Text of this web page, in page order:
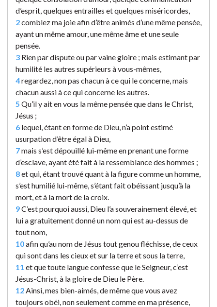
d’esprit, quelques entrailles et quelques miséricordes,
2comblez ma joie afin d’être animés d’une même pensée,
ayant un même amour, une même âme et une seule
pensée.
3 Rien par dispute ou par vaine gloire ; mais estimant par
humilité les autres supérieurs à vous-mêmes,
4regardez, non pas chacun à ce qui le concerne, mais
chacun aussi à ce qui concerne les autres.
5 Qu’il y ait en vous la même pensée que dans le Christ,
Jésus ;
6 lequel, étant en forme de Dieu, n’a point estimé
usurpation d’être égal à Dieu,
7mais s’est dépouillé lui-même en prenant une forme
d’esclave, ayant été fait à la ressemblance des hommes ;
8et qui, étant trouvé quant à la figure comme un homme,
s’est humilié lui-même, s’étant fait obéissant jusqu’à la
mort, et à la mort de la croix.
9C’est pourquoi aussi, Dieu l’a souverainement élevé, et
lui a gratuitement donné un nom qui est au-dessus de
tout nom,
10afin qu’au nom de Jésus tout genou fléchisse, de ceux
qui sont dans les cieux et sur la terre et sous la terre,
11 et que toute langue confesse que le Seigneur, c’est
Jésus-Christ, à la gloire de Dieu le Père.
12 Ainsi, mes bien-aimés, de même que vous avez
toujours obéi, non seulement comme en ma présence,